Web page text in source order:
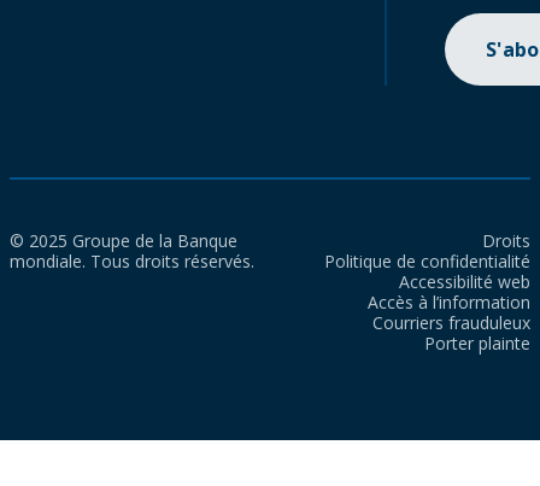
© 2025 Groupe de la Banque
mondiale. Tous droits réservés.
Droits
Politique de confidentialité
Accessibilité web
Accès à l’information
Courriers frauduleux
Porter plainte